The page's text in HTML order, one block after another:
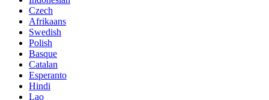
Czech
Afrikaans
Swedish
Polish
Basque
Catalan
Esperanto
Hindi
Lao